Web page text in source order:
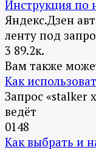
Инструкция по
Яндекс.Дзен
ленту под
3 89.2к.
Вам также
Как
Запрос «stalker
ведёт
0148
Как выбрать и